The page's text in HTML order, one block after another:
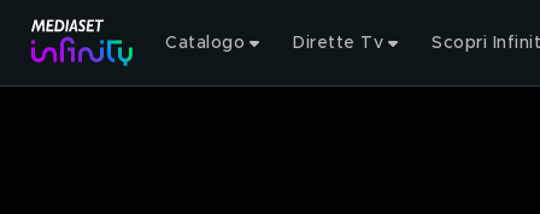
Catalogo Dirette Tv Scopri